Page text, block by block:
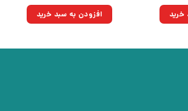
۱۷۳,۷۵۰تومان.خرید ۷۵۰,۰۰۰تومان
بود.
۵۳۶,۲۵۰تومان.افزودن به سبد خرید